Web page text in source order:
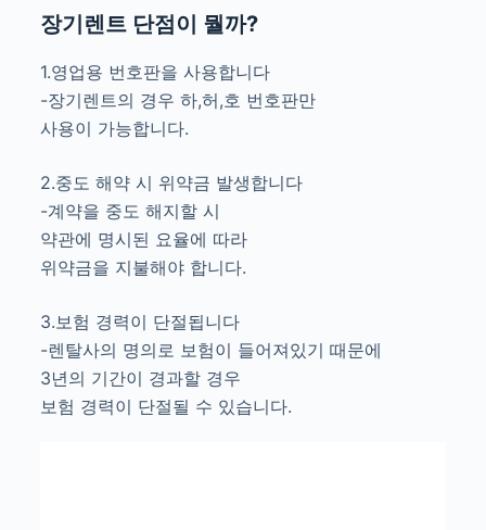
장기렌트 단점이 뭘까?
1.영업용 번호판을 사용합니다
-장기렌트의 경우 하,허,호 번호판만
사용이 가능합니다.
2.중도 해약 시 위약금 발생합니다
-계약을 중도 해지할 시
약관에 명시된 요율에 따라
위약금을 지불해야 합니다.
3.보험 경력이 단절됩니다
-렌탈사의 명의로 보험이 들어져있기 때문에
3년의 기간이 경과할 경우
보험 경력이 단절될 수 있습니다.